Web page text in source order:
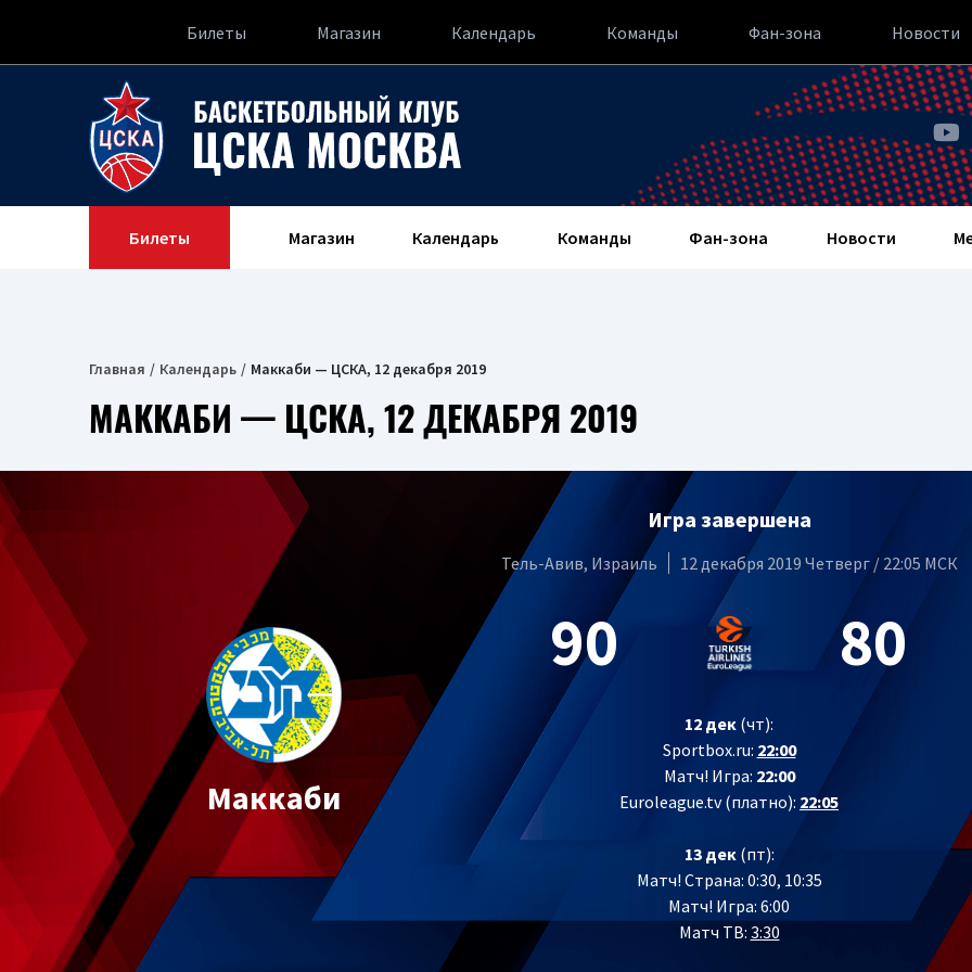
Билеты Магазин Календарь Команды Фан-зона Новости
Билеты Магазин Календарь Команды Фан-зона Новости
Главная Календарь Маккаби — ЦСКА, 12 декабря 2019
МАККАБИ — ЦСКА, 12 ДЕКАБРЯ 2019
Маккаби
Игра завершена
Тель-Авив, Израиль 12 декабря 2019 Четверг / 22:05 МСК
90 80
12 дек (чт):
Sportbox.ru: 22:00
Матч! Игра: 22:00
Euroleague.tv (платно): 22:05
13 дек(пт):
Матч! Страна: 0:30, 10:35
Матч! Игра: 6:00
Матч ТВ: 3:30